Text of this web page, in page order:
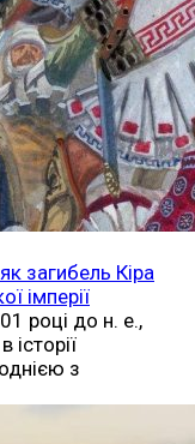
загибель Кіра
імперії
році до н. е.,
історії
з